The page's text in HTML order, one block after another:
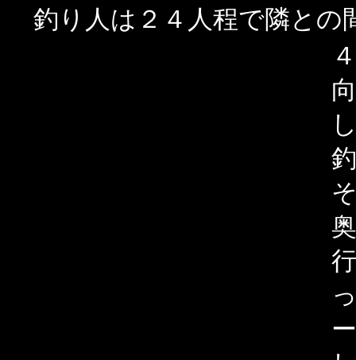
釣り人は２４人程で隣との